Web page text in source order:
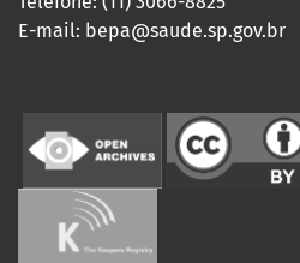
E-mail: bepa@saude.sp.gov.br